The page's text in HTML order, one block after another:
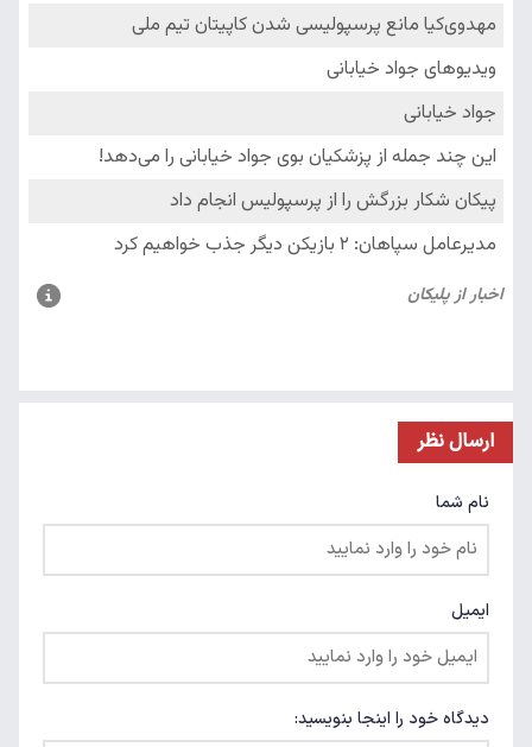
ارسال نظر
نام شما
ایمیل
دیدگاه خود را اینجا بنویسید: